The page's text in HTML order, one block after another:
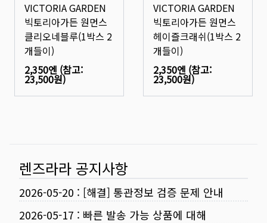
VICTORIA GARDEN
빅토리아가든 원먼스
클리오네블루(1박스 2
개들이)
2,350엔 (참고:
23,500원)
VICTORIA GARDEN
빅토리아가든 원먼스
헤이즐크래쉬(1박스 2
개들이)
2,350엔 (참고:
23,500원)
렌즈라라 공지사항
2026-05-20 : [해결] 통관정보 검증 문제 안내
2026-05-17 : 빠른 발송 가능 상품에 대해